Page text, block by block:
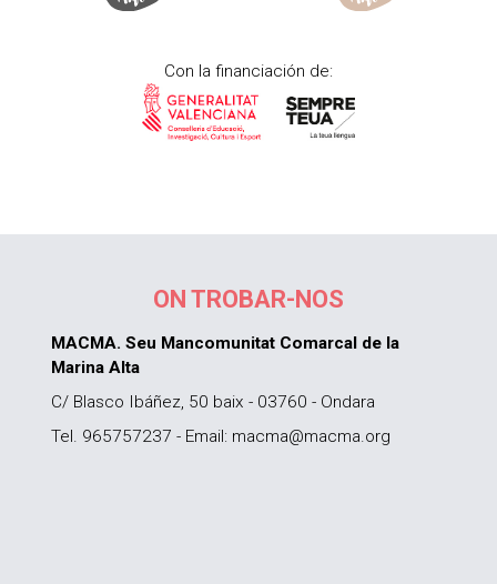
Con la financiación de:
ON TROBAR-NOS
MACMA. Seu Mancomunitat Comarcal de la
Marina Alta
C/ Blasco Ibáñez, 50 baix - 03760 - Ondara
Tel. 965757237 - Email: macma@macma.org